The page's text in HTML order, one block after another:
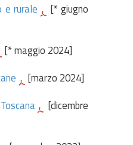
e rurale
[* giugno
[* maggio 2024]
[marzo 2024]
[dicembre